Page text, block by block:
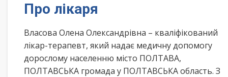
Про лікаря
Власова Олена Олександрівна – кваліфікований
лікар-терапевт, який надає медичну допомогу
дорослому населенню місто ПОЛТАВА,
ПОЛТАВСЬКА громада у ПОЛТАВСЬКА область. З